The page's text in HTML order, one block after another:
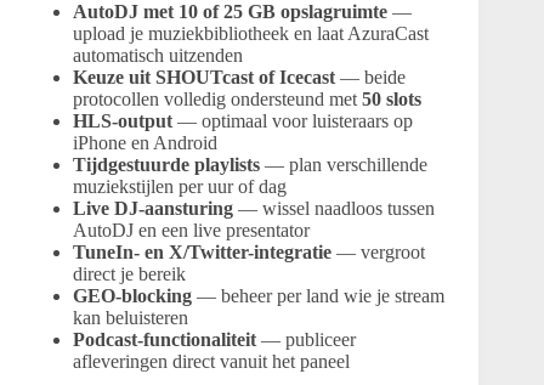
AutoDJ met 10 of 25 GB opslagruimte —
upload je muziekbibliotheek en laat AzuraCast
automatisch uitzenden
Keuze uit SHOUTcast of Icecast — beide
protocollen volledig ondersteund met 50 slots
HLS-output — optimaal voor luisteraars op
iPhone en Android
Tijdgestuurde playlists — plan verschillende
muziekstijlen per uur of dag
Live DJ-aansturing — wissel naadloos tussen
AutoDJ en een live presentator
TuneIn- en X/Twitter-integratie — vergroot
direct je bereik
GEO-blocking — beheer per land wie je stream
kan beluisteren
Podcast-functionaliteit — publiceer
afleveringen direct vanuit het paneel